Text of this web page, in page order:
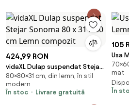
424,99 RON
vidaXL Dulap suspendat Stejar
Sonoma 80 x 31 x 80 cm Lemn
compozit
80×80×31 cm, din lemn, în stil
modern
În stoc
Livrare gratuită
105
Usa
mat
În